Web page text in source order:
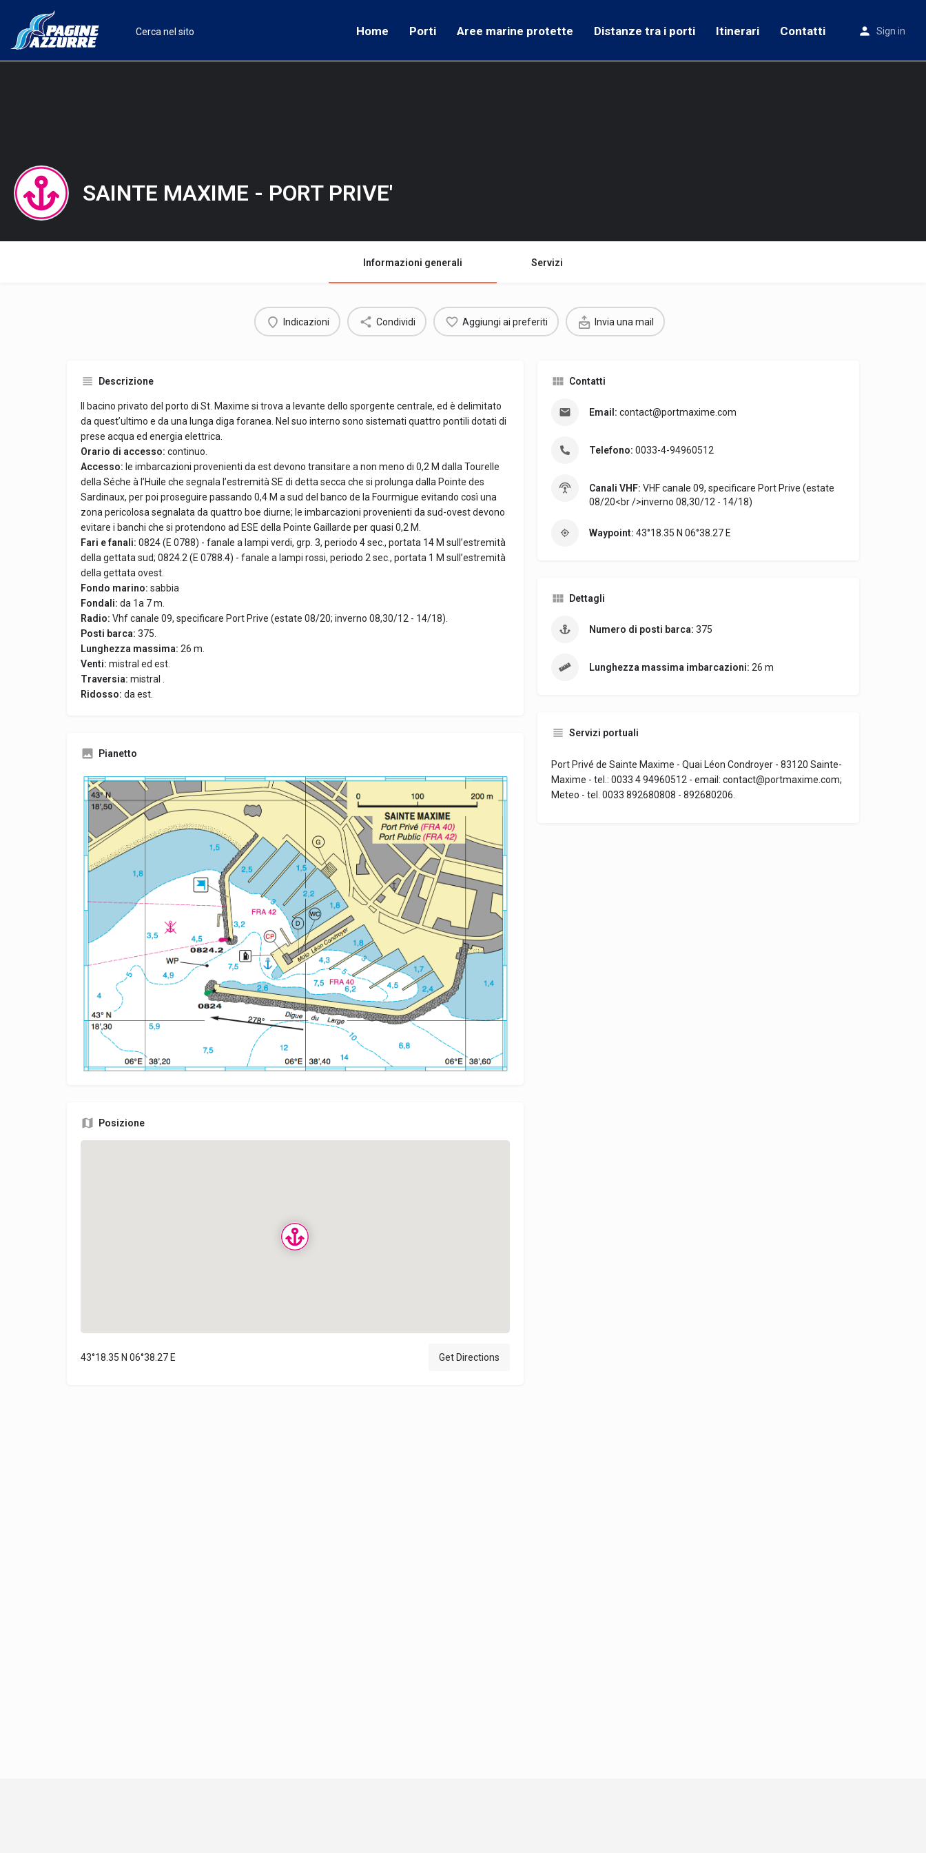
Home Porti Aree marine protette Distanze tra i porti Itinerari Contatti Sign in
SAINTE MAXIME - PORT PRIVE'
Informazioni generali Servizi
Indicazioni Condividi Aggiungi ai preferiti Invia una mail
Descrizione
Il bacino privato del porto di St. Maxime si trova a levante dello sporgente centrale, ed è delimitato
da quest’ultimo e da una lunga diga foranea. Nel suo interno sono sistemati quattro pontili dotati di
prese acqua ed energia elettrica.
Orario di accesso: continuo.
Accesso: le imbarcazioni provenienti da est devono transitare a non meno di 0,2 M dalla Tourelle
della Séche à l’Huile che segnala l’estremità SE di detta secca che si prolunga dalla Pointe des
Sardinaux, per poi proseguire passando 0,4 M a sud del banco de la Fourmigue evitando così una
zona pericolosa segnalata da quattro boe diurne; le imbarcazioni provenienti da sud-ovest devono
evitare i banchi che si protendono ad ESE della Pointe Gaillarde per quasi 0,2 M.
Fari e fanali: 0824 (E 0788) - fanale a lampi verdi, grp. 3, periodo 4 sec., portata 14 M sull’estremità
della gettata sud; 0824.2 (E 0788.4) - fanale a lampi rossi, periodo 2 sec., portata 1 M sull’estremità
della gettata ovest.
Fondo marino: sabbia
Fondali: da 1a 7 m.
Radio: Vhf canale 09, specificare Port Prive (estate 08/20; inverno 08,30/12 - 14/18).
Posti barca: 375.
Lunghezza massima: 26 m.
Venti: mistral ed est.
Traversia: mistral .
Ridosso: da est.
Pianetto
Posizione
43°18.35 N 06°38.27 E Get Directions
Contatti
Email: contact@portmaxime.com
Telefono: 0033-4-94960512
Canali VHF: VHF canale 09, specificare Port Prive (estate
08/20<br />inverno 08,30/12 - 14/18)
Waypoint: 43°18.35 N 06°38.27 E
Dettagli
Numero di posti barca: 375
Lunghezza massima imbarcazioni: 26 m
Servizi portuali
Port Privé de Sainte Maxime - Quai Léon Condroyer - 83120 Sainte-
Maxime - tel.: 0033 4 94960512 - email: contact@portmaxime.com;
Meteo - tel. 0033 892680808 - 892680206.